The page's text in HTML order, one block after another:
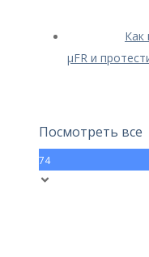
Как
μFR и
Посмотреть все
74